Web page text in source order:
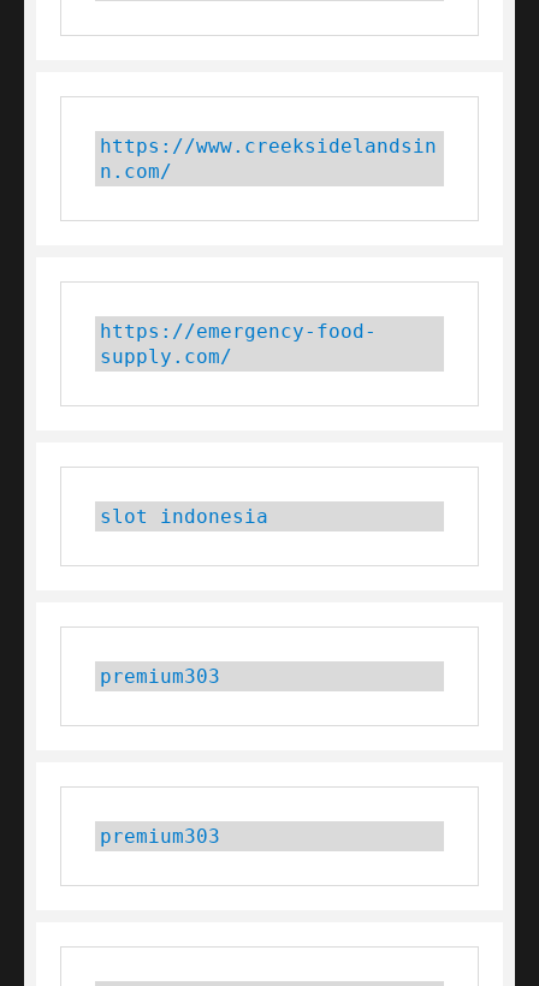
https://www.creeksidelandsin
n.com/
https://emergency-food-
supply.com/
slot indonesia
premium303
premium303